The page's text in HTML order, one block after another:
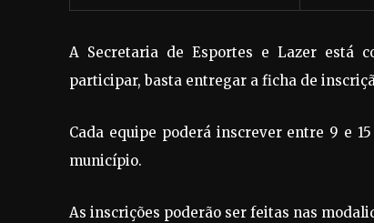
A Secretaria de Esportes e Lazer está
participar, basta entregar a ficha de
Cada equipe poderá inscrever entre 9 e
município.
As inscrições poderão ser feitas nas